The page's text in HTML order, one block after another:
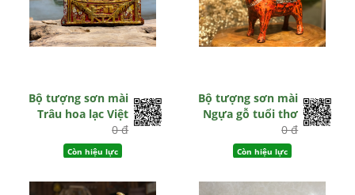
Bộ tượng sơn mài
Trâu hoa lạc Việt
0 đ
Còn hiệu lực
Bộ tượng sơn mài
Ngựa gỗ tuổi thơ
0 đ
Còn hiệu lực